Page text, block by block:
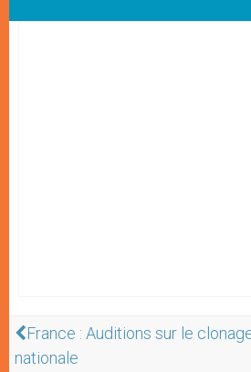
France : Auditions sur le
nationale